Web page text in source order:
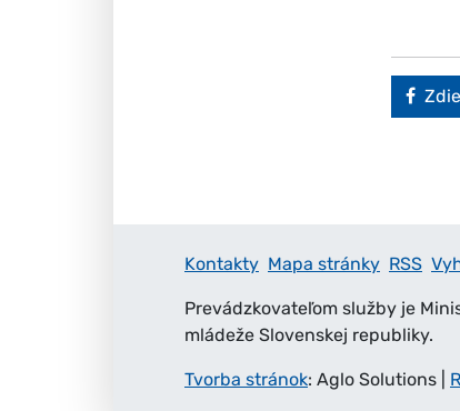
Kontakty Mapa stránky RSS
Prevádzkovateľom služby je
mládeže Slovenskej republiky.
Tvorba stránok: Aglo Solutions